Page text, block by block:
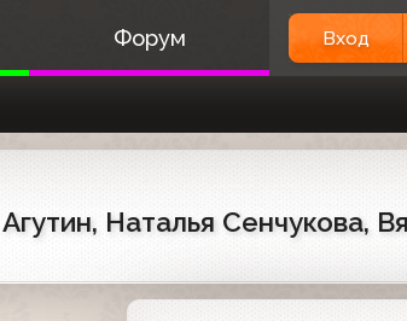
Форум Вход
Наталья Сенчукова,